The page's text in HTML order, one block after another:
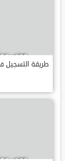
طريقة التسجيل